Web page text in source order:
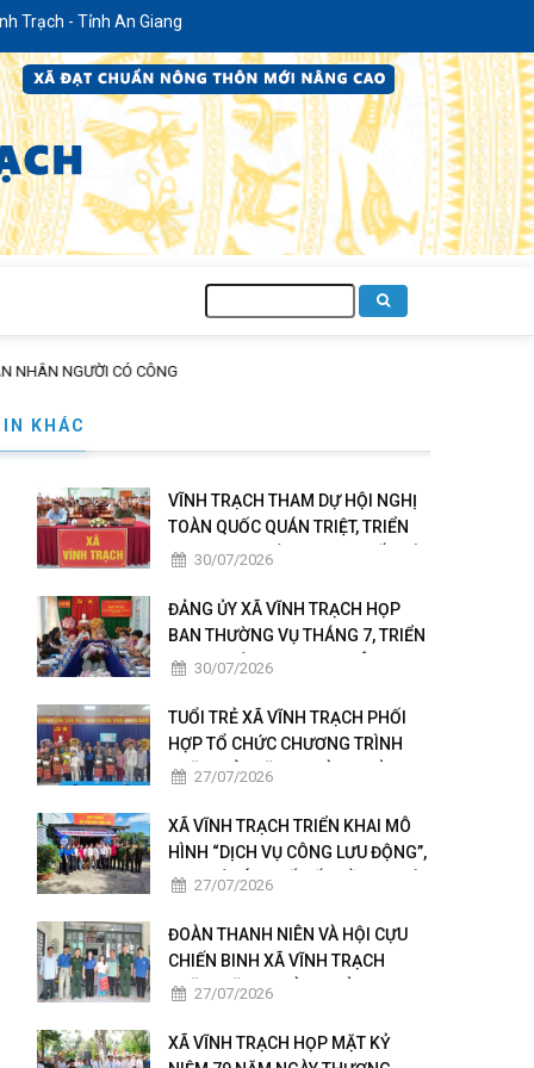
An Giang
kiếm
CÓ CÔNG
KHÁC
VĨNH TRẠCH THAM DỰ HỘI NGHỊ
TOÀN QUỐC QUÁN TRIỆT, TRIỂN
KHAI THỰC HIỆN NGHỊ QUYẾT HỘI
HÀNH TRUNG ƯƠNG ĐẢNG KHÓA
XIV
30/07/2026
ĐẢNG ỦY XÃ VĨNH TRẠCH HỌP
BAN THƯỜNG VỤ THÁNG 7, TRIỂN
KHAI NHIỆM VỤ TRỌNG TÂM
30/07/2026
TUỔI TRẺ XÃ VĨNH TRẠCH PHỐI
HỢP TỔ CHỨC CHƯƠNG TRÌNH
THĂM HỎI, TẶNG QUÀ GIA ĐÌNH
27/07/2026
XÃ VĨNH TRẠCH TRIỂN KHAI MÔ
HÌNH “DỊCH VỤ CÔNG LƯU ĐỘNG”,
ĐƯA TIỆN ÍCH SỐ ĐẾN GẦN NGƯỜI
27/07/2026
ĐOÀN THANH NIÊN VÀ HỘI CỰU
CHIẾN BINH XÃ VĨNH TRẠCH
THĂM, TẶNG QUÀ GIA ĐÌNH
27/07/2026
XÃ VĨNH TRẠCH HỌP MẶT KỶ